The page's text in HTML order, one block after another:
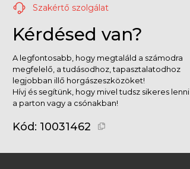
Etető pellet (15)
Feederkosár (12)
Feeder szett (6)
Főtt magvak, Magmix (4)
Garmin kiegészítő (3)
Gumicsizma (4)
Gumicsónak (1)
Szakértő szolgálat
Kérdésed van?
A legfontosabb, hogy megtaláld a számodra
megfelelő, a tudásodhoz, tapasztalatodhoz
legjobban illő horgászeszközöket!
Hívj és segítünk, hogy mivel tudsz sikeres lenni
a parton vagy a csónakban!
Kód: 10031462